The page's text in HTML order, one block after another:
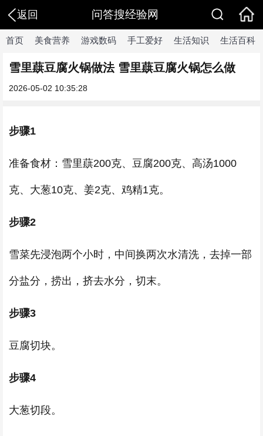
返回 问答搜经验网
首页 美食营养 游戏数码 手工爱好 生活知识 生活百科
雪里蕻豆腐火锅做法 雪里蕻豆腐火锅怎么做
2026-05-02 10:35:28
步骤1
准备食材：雪里蕻200克、豆腐200克、高汤1000
克、大葱10克、姜2克、鸡精1克。
步骤2
雪菜先浸泡两个小时，中间换两次水清洗，去掉一部
分盐分，捞出，挤去水分，切末。
步骤3
豆腐切块。
步骤4
大葱切段。